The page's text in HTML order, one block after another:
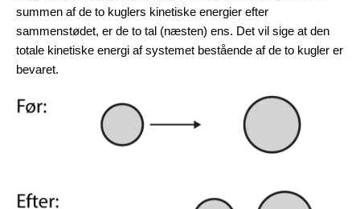
summen af de to kuglers kinetiske energier efter
sammenstødet, er de to tal (næsten) ens. Det vil sige at den
totale kinetiske energi af systemet bestående af de to kugler er
bevaret.